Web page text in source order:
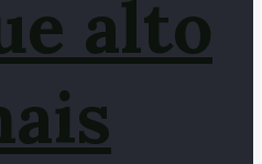
alto